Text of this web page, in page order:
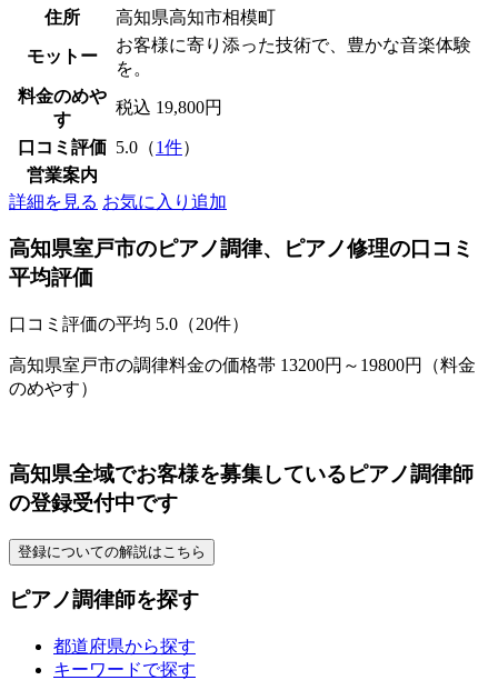
住所
高知県高知市相模町
モットー
お客様に寄り添った技術で、豊かな音楽体験
を。
料金のめや
す
税込 19,800円
口コミ評価 5.0（1件）
営業案内
詳細を見る お気に入り追加
高知県室戸市のピアノ調律、ピアノ修理の口コミ
平均評価
口コミ評価の平均 5.0（20件）
高知県室戸市の調律料金の価格帯 13200円～19800円（料金
のめやす）
高知県全域でお客様を募集しているピアノ調律師
の登録受付中です
登録についての解説はこちら
ピアノ調律師を探す
都道府県から探す
キーワードで探す